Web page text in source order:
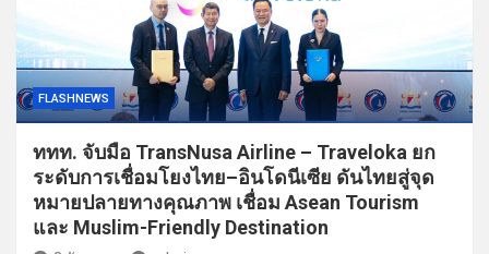
FLASHNEWS
ททท. จับมือ TransNusa Airline – Traveloka ยก
ระดับการเชื่อมโยงไทย–อินโดนีเซีย ดันไทยสู่จุด
หมายปลายทางคุณภาพ เชื่อม Asean Tourism
และ Muslim-Friendly Destination